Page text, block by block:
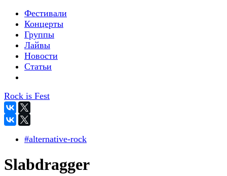
Фестивали
Концерты
Группы
Лайвы
Новости
Статьи
Rock is Fest
#alternative-rock
Slabdragger